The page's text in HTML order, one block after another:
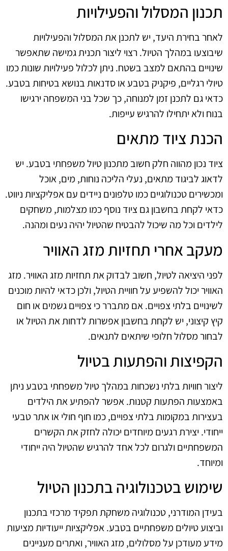
תכנון המסלול והפעילויות
לאחר בחירת היעד, יש לתכנן את המסלול והפעילויות
שיבוצעו במהלך הטיול. רצוי ליצור תכנית גמישה שתאפשר
שינויים בהתאם למצב בשטח. ניתן לכלול פעילויות שונות כמו
טיולי רגליים, פיקניק בטבע או סדנאות בנושא בטיחות בטבע.
כדאי גם לתכנן זמן למנוחה, כך שכל בני המשפחה ירגישו
בנוח ולא יתחילו להרגיש עייפות.
הכנת ציוד מתאים
ציוד נכון מהווה חלק חשוב מתכנון טיול משפחתי בטבע. יש
לדאוג לביגוד מתאים, נעלי הליכה נוחות, מים, אוכל
ומכשירים טכנולוגיים כמו טלפונים ניידים עם אפליקציות ניווט.
כדאי לקחת בחשבון גם ציוד נוסף כמו מצלמות, משחקים
לילדים וכל מה שיכול להבטיח שהטיול יהיה נעים ומהנה.
מעקב אחרי תחזיות מזג האוויר
לפני היציאה לטיול, חשוב לבדוק את תחזיות מזג האוויר. מזג
האוויר יכול להשפיע על חוויית הטיול, ולכן כדאי להיות מוכנים
לשינויים בלתי צפויים. אם מתברר כי צפויים גשמים או חום
קיץ קיצוני, יש לקחת בחשבון אפשרות לדחות את הטיול או
לבחור מסלול חלופי שיתאים לתנאים.
הקפיצות והפתעות בטיול
ליצור חוויות בלתי נשכחות במהלך טיול משפחתי בטבע ניתן
באמצעות הפתעות קטנות. אפשר להפתיע את הילדים
בעצירות במקומות בלתי צפויים, כמו חוף חולי או אתר טבעי
ייחודי. יצירת רגעים מיוחדים יכולה לחזק את הקשרים
המשפחתיים ולגרום לכל אחד להרגיש שהטיול היה ייחודי
ומיוחד.
שימוש בטכנולוגיה בתכנון הטיול
בעידן המודרני, טכנולוגיה משחקת תפקיד מרכזי בתכנון
וביצוע טיולים משפחתיים בטבע. אפליקציות ייעודיות מציעות
מידע מעודכן על מסלולים, מזג האוויר, ואתרים מעניינים